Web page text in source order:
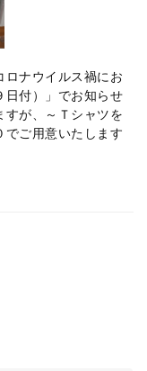
ナウイルス禍にお
日付）」でお知らせ
すが、～Ｔシャツを
でご用意いたします